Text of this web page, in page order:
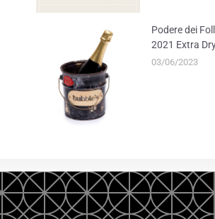
Podere dei
2021 Extra
03/06/2023